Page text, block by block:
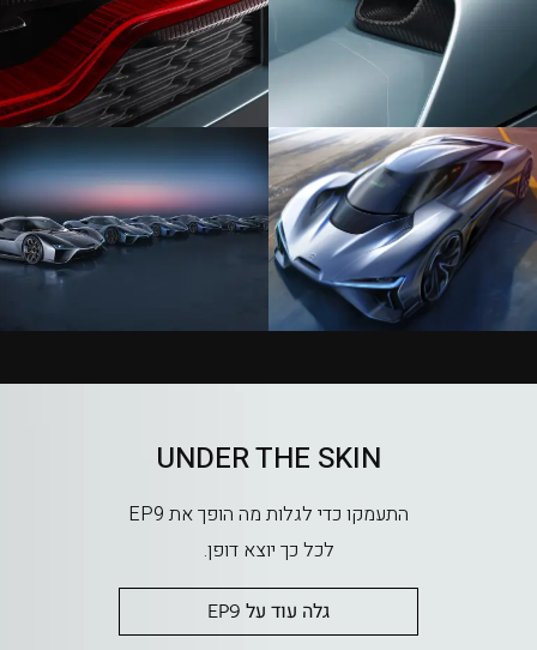
UNDER THE SKIN
התעמקו כדי לגלות מה הופך את EP9
לכל כך יוצא דופן.
גלה עוד על EP9